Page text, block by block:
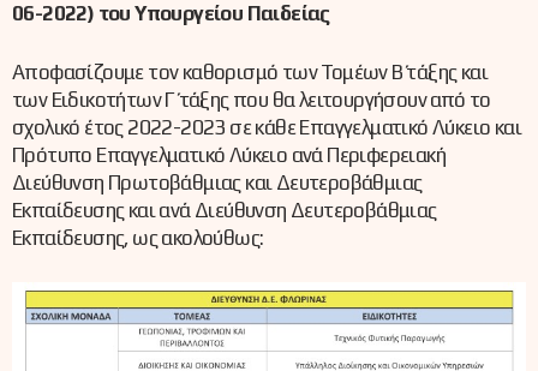
06-2022) του Υπουργείου Παιδείας
Αποφασίζουμε τον καθορισμό των Τομέων Β΄ τάξης και
των Ειδικοτήτων Γ΄ τάξης που θα λειτουργήσουν από το
σχολικό έτος 2022-2023 σε κάθε Επαγγελματικό Λύκειο και
Πρότυπο Επαγγελματικό Λύκειο ανά Περιφερειακή
Διεύθυνση Πρωτοβάθμιας και Δευτεροβάθμιας
Εκπαίδευσης και ανά Διεύθυνση Δευτεροβάθμιας
Εκπαίδευσης, ως ακολούθως: